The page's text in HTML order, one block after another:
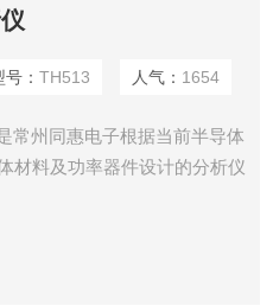
号： TH513 人气： 1654
常州同惠电子根据当前半导体
材料及功率器件设计的分析仪